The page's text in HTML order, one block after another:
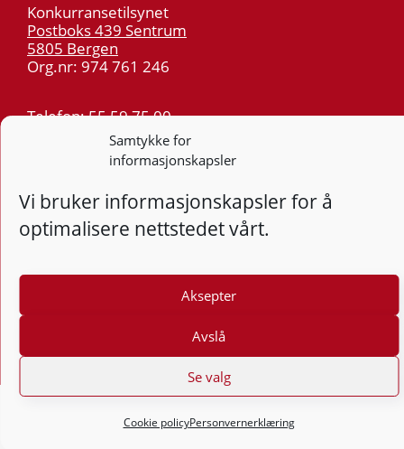
Samtykke for
informasjonskapsler
Vi bruker informasjonskapsler for å
optimalisere nettstedet vårt.
Aksepter
Avslå
Se valg
Cookie policyPersonvernerklæring
Konkurransetilsynet
Postboks 439 Sentrum
5805 Bergen
Org.nr: 974 761 246
Telefon:55 59 75 00
post@kt.no
Nyhetsvarsel >>